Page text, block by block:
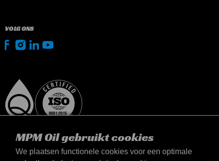
MPM Oil gebruikt cookies
We plaatsen functionele cookies voor een optimale
VOLG ONS